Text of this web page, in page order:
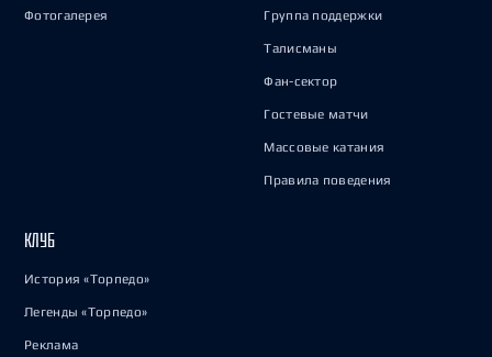
Фотогалерея Группа поддержки
Талисманы
Фан-сектор
Гостевые матчи
Массовые катания
Правила поведения
КЛУБ
История «Торпедо»
Легенды «Торпедо»
Реклама